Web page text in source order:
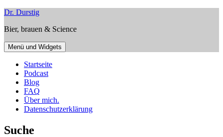
Zum
springen
Dr. Durstig
Bier, brauen & Science
Menü und Widgets
Startseite
Podcast
Blog
FAQ
Über mich.
Datenschutzerklärung
Suche